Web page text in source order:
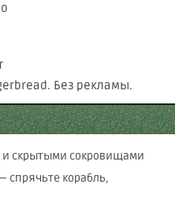
Без рекламы.
и скрытыми сокровищами
спрячьте корабль,